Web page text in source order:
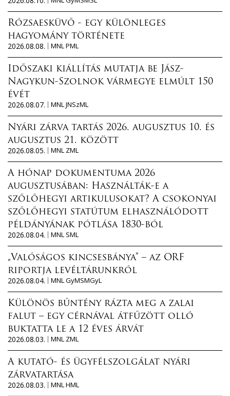
Rózsaesküvő - egy különleges
hagyomány története
2026.08.08.
MNL PML
Időszaki kiállítás mutatja be Jász-
Nagykun-Szolnok vármegye elmúlt 150
évét
2026.08.07.
MNL JNSzML
Nyári zárva tartás 2026. augusztus 10. és
augusztus 21. között
2026.08.05.
MNL ZML
A hónap dokumentuma 2026
augusztusában: Használták-e a
szőlőhegyi artikulusokat? A csokonyai
szőlőhegyi statútum elhasználódott
példányának pótlása 1830-ból
2026.08.04.
MNL SML
„Valóságos kincsesbánya” – az ORF
riportja levéltárunkról
2026.08.04.
MNL GyMSMGyL
Különös bűntény rázta meg a zalai
falut – egy cérnával átfűzött olló
buktatta le a 12 éves árvát
2026.08.03.
MNL ZML
A kutató- és ügyfélszolgálat nyári
zárvatartása
2026.08.03.
MNL HML